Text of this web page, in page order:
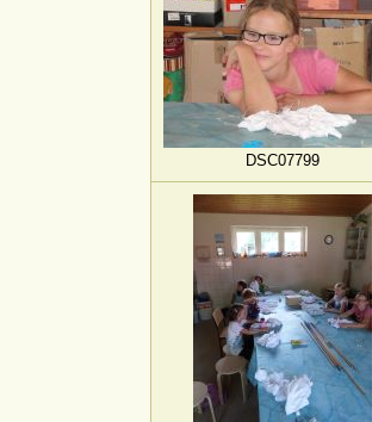
DSC07799